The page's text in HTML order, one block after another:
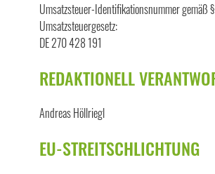
Umsatzsteuer-Identifikationsnummer gemäß
Umsatzsteuergesetz:
DE 270 428 191
REDAKTIONELL
Andreas Höllriegl
EU-STREITSCHLICHTUNG